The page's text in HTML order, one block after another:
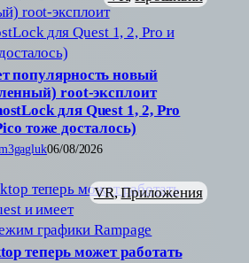
популярность новый
root-эксплоит
для Quest 1, 2, Pro
тоже досталось)
06/08/2026
теперь может работать
VR, Приложения